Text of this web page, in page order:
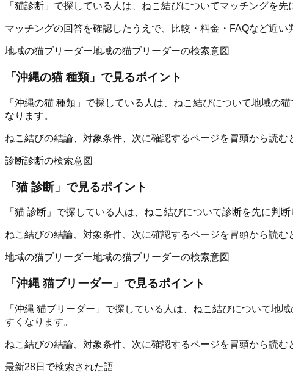
「猫診断」で探している人は、ねこ結びについてマッチングを
マッチングの回答を確認したうえで、比較・料金・FAQなど近
地域の猫ブリーダー地域の猫ブリーダーの検索意図
「 沖縄の猫 種類 」で見るポイント
「沖縄の猫 種類」で探している人は、ねこ結びについて地域の
なります。
ねこ結びの結論、対象条件、次に確認するページを冒頭から読む
診断診断の検索意図
「猫 診断」で見るポイント
「猫 診断」で探している人は、ねこ結びについて診断を先に判
ねこ結びの結論、対象条件、次に確認するページを冒頭から読む
地域の猫ブリーダー地域の猫ブリーダーの検索意図
「 沖縄 猫ブリーダー 」で見るポイント
「沖縄 猫ブリーダー」で探している人は、ねこ結びについて地
すくなります。
ねこ結びの結論、対象条件、次に確認するページを冒頭から読む
最新28日で検索された語